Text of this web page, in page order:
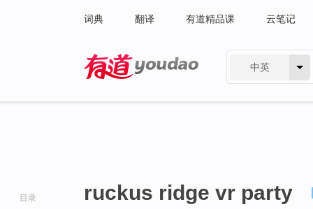
词典 翻译 有道精品课 云笔记
中英
目录 ruckus ridge vr party